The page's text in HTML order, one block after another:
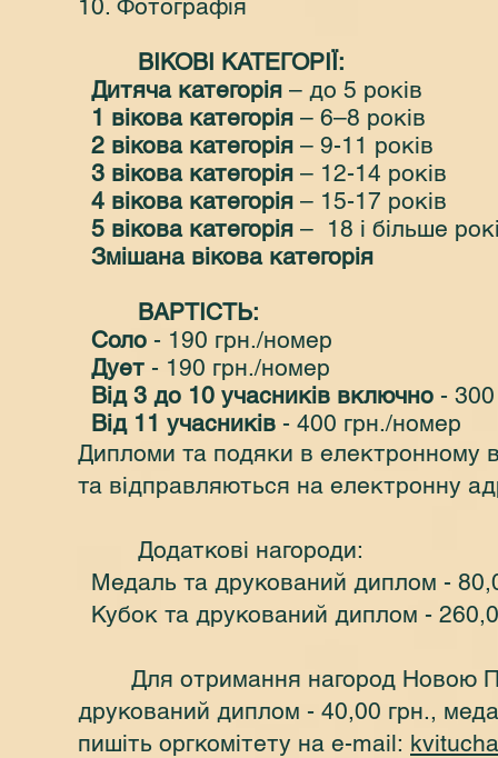
10. Фотографія
ВІКОВІ КАТЕГОРІЇ:
Дитяча категорія – до 5 років
1 вікова категорія – 6–8 років
2 вікова категорія – 9-11 років
3 вікова категорія – 12-14 років
4 вікова категорія – 15-17 років
5 вікова категорія – 18 і більше
Змішана вікова категорія
ВАРТІСТЬ:
Соло - 190 грн./номер
Дует - 190 грн./номер
Від 3 до 10 учасників включно -
Від 11 учасників - 400 грн./номер
Дипломи та подяки в електронному
та відправляються на електронну
Додаткові нагороди:
Медаль та друкований диплом -
Кубок та друкований диплом -
Для отримання нагород Новою
друкований диплом - 40,00 грн.,
пишіть оргкомітету на e-mail: